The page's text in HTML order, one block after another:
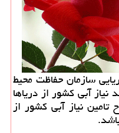
سازمان حفاظت محیط
به اینكه ۳۳ درصد نیاز آبی كشور از دریاها
نیاز آبی كشور از